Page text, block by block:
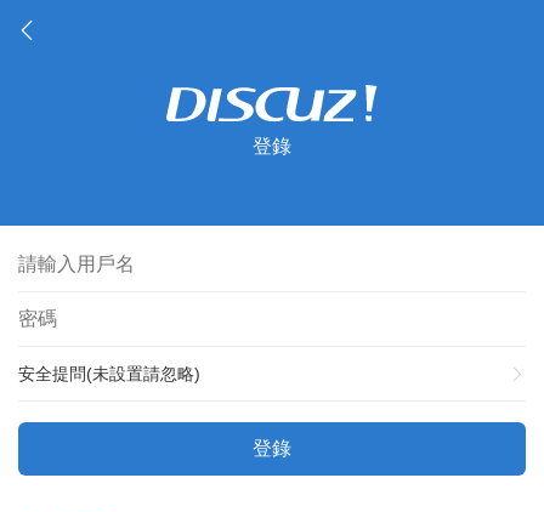
登錄
安全提問(未設置請忽略)
登錄